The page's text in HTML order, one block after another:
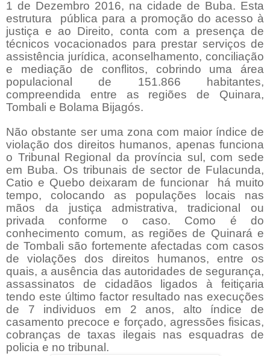
1 de Dezembro 2016, na cidade de Buba. Esta
estrutura
pública para a promoção do acesso à
justiça e ao Direito, conta com a presença de
técnicos vocacionados para prestar serviços de
assistência jurídica, aconselhamento, conciliação
e mediação de conflitos, cobrindo uma área
populacional de 151.866 habitantes,
compreendida entre as regiões de Quinara,
Tombali e Bolama Bijagós.
Não obstante ser uma zona com maior índice de
violação dos direitos humanos, apenas funciona
o Tribunal Regional da província sul, com sede
em Buba. Os tribunais de sector de Fulacunda,
Catio e Quebo deixaram de funcionar
há muito
tempo, colocando as populações locais nas
mãos da justiça admistrativa, tradicional ou
privada conforme o caso. Como é do
conhecimento comum, as regiões de Quinará e
de Tombali são fortemente afectadas com casos
de violações dos direitos humanos, entre os
quais, a ausência das autoridades de segurança,
assassinatos de cidadãos ligados à feitiçaria
tendo este último factor resultado nas execuções
de 7 individuos em 2 anos, alto índice de
casamento precoce e forçado, agressões fisicas,
cobranças de taxas ilegais nas esquadras de
policia e no tribunal.